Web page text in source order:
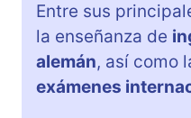
Entre sus
la enseñanza de
alemán, así como
exámenes